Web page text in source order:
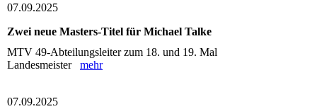
07.09.2025
Zwei neue Masters-Titel für Michael Talke
MTV 49‑Abteilungsleiter zum 18. und 19. Mal
Landesmeister mehr
07.09.2025